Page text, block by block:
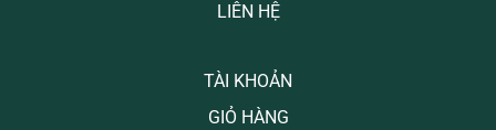
LIÊN HỆ
TÀI KHOẢN
GIỎ HÀNG